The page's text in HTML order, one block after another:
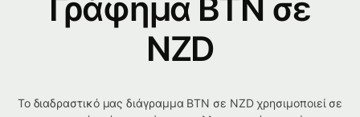
Γράφημα BTN σε
NZD
Το διαδραστικό μας διάγραμμα BTN σε NZD χρησιμοποιεί σε